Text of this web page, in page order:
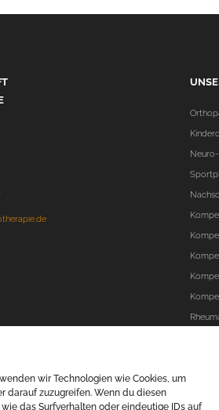
wir Technologien wie Cookies, um
darauf zuzugreifen. Wenn du diesen
das Surfverhalten oder eindeutige IDs auf
Uhr
Uhr